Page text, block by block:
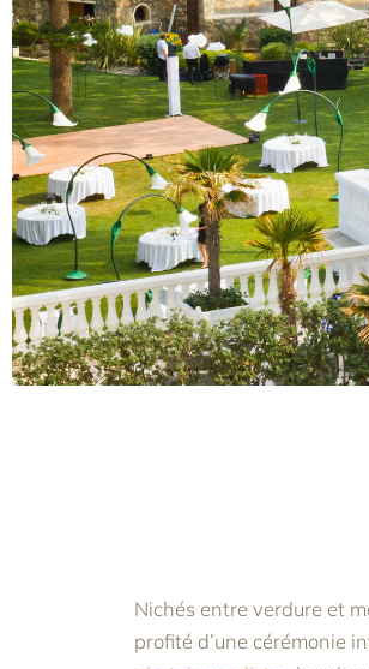
Nichés entre verdure et
profité d’une cérémonie